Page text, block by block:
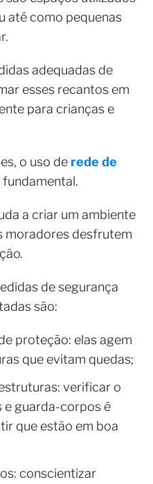
até como pequenas
adequadas de
esses recantos em
para crianças e
o uso de rede de
fundamental.
a criar um ambiente
moradores desfrutem
de segurança
são:
proteção: elas agem
que evitam quedas;
verificar o
e guarda-corpos é
que estão em boa
conscientizar